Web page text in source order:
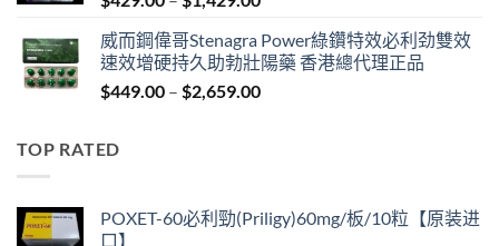
$429.00
through
$1,429.00
威而鋼偉哥Stenagra Power綠鑽特效必利劲雙效
速效增硬持久助勃壯陽藥 香港總代理正品
$449.00 – $2,659.00Price
TOP RATED
POXET-60必利勁(Priligy)60mg/板/10粒【原装进
口】